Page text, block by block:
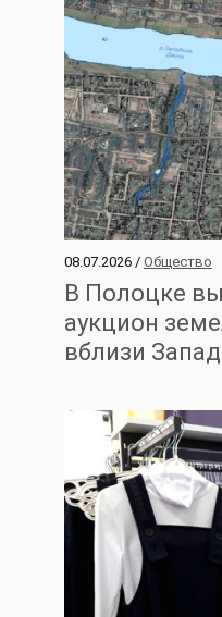
08.07.2026 / Общество
В Полоцке
аукцион
вблизи